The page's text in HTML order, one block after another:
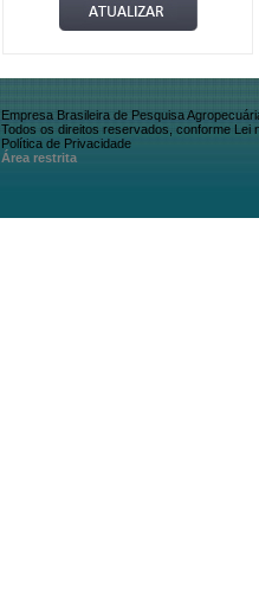
Empresa Brasileira de Pesquisa
Todos os direitos reservados, conforme Lei
Política de Privacidade
Área restrita